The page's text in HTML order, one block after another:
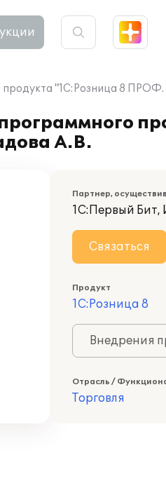
"1С:Розница 8
А.В.
Партнер,
1С:Первый Бит,
Связаться
Продукт
1С:Розница 8
Внедрения
Отрасль /
Торговля